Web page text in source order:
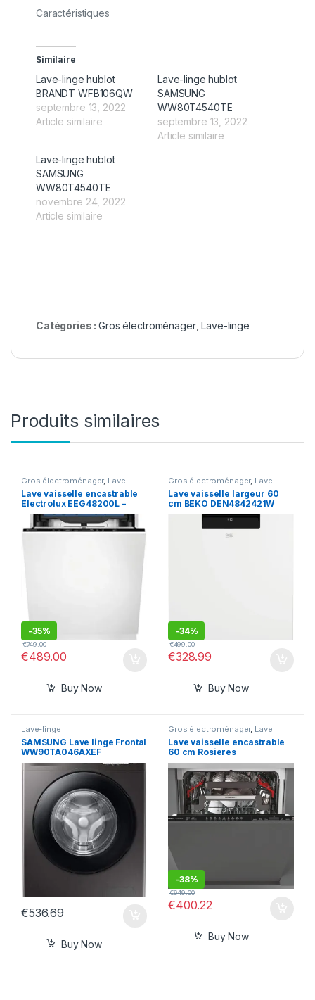
Caractéristiques
Similaire
Lave-linge hublot
BRANDT WFB106QW
septembre 13, 2022
Article similaire
Lave-linge hublot
SAMSUNG
WW80T4540TE
septembre 13, 2022
Article similaire
Lave-linge hublot
SAMSUNG
WW80T4540TE
novembre 24, 2022
Article similaire
Catégories :Gros électroménager,Lave-linge
Produits similaires
Gros électroménager, Lave
vaisselle
Lave vaisselle encastrable
Electrolux EEG48200L –
Lave vaisselle tout
integrable 60 cm
-35%
€489.00
€749.00
Buy Now
Gros électroménager, Lave
vaisselle
Lave vaisselle largeur 60
cm BEKO DEN4842421W
-34%
€328.99
€499.00
Buy Now
Lave-linge
SAMSUNG Lave linge Frontal
WW90TA046AXEF
€536.69
Buy Now
Gros électroménager, Lave
vaisselle
Lave vaisselle encastrable
60 cm Rosieres
RDIN2D622PB-47 – Lave
vaisselle tout integrable
-38%
€400.22
€649.00
Buy Now